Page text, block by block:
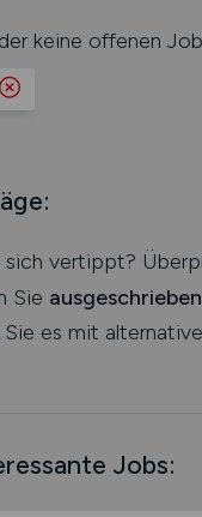
keine offenen
sich vertippt?
Sie
Sie es mit
Jobs: